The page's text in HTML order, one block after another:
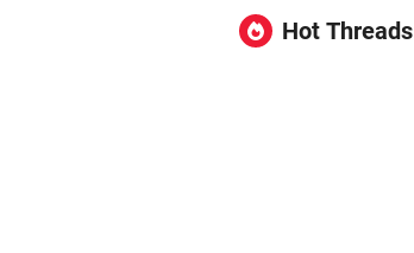
Hot Threads